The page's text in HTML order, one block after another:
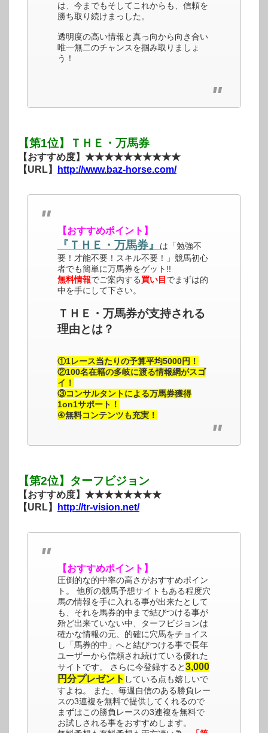
は、今までもそしてこれからも、信頼を
勝ち取り続けまっした。
透明度の高い情報と真っ向から向き合い
唯一無二のチャンスを掴み取りましょ
う！
【第1位】ＴＨＥ・万馬券
【おすすめ度】★★★★★★★★★★
【URL】
http://www.baz-horse.com/
【おすすめポイント】
『ＴＨＥ・万馬券』
は「勉強不
要！才能不要！スキル不要！」競馬初心
者でも簡単に万馬券をゲット!!
無料情報でご案内する買い目 でまずは的
中を手にして下さい。
ＴＨＥ・万馬券が支持される
理由とは？
①1レース当たりの予算平均5000円！
②100名在籍の多岐に渡る情報網がスゴ
イ！
③コンサルタントによる万馬券獲得
1on1サポート！
④無料コンテンツも充実！
【第2位】ターフビジョン
【おすすめ度】★★★★★★★★
【URL】
http://tr-vision.net/
【おすすめポイント】
圧倒的な的中率の高さがおすすめポイン
ト。 他所の競馬予想サイトもある程度穴
馬の情報を手に入れる事が出来たとして
も、それを馬券的中まで結びつける事が
殆ど出来ていない中、ターフビジョンは
確かな情報の元、的確に穴馬をチョイス
し「馬券的中」へと結びつける事で長年
ユーザーから信頼され続けている優れた
サイトです。 さらに今登録すると3,000
円分プレゼント している点も嬉しいで
すよね。 また、毎週自信のある勝負レー
スの3連複を無料で提供してくれるので
まずはこの勝負レースの3連複を無料で
お試しされる事をおすすめします。